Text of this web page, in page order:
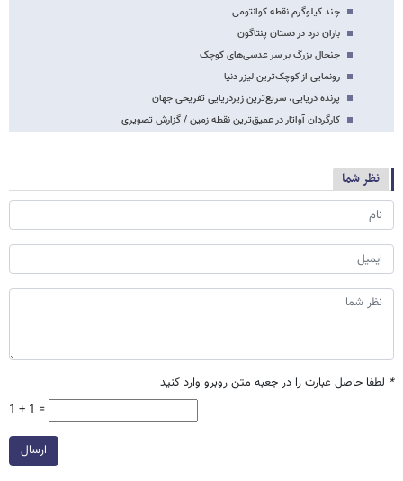
چند کیلوگرم نقطه کوانتومی
باران درد در دستان پنتاگون
جنجال بزرگ بر سر عدسی‌های کوچک
رونمایی از کوچک‌ترین لیزر دنیا
پرنده دریایی، سریع‌ترین زیردریایی تفریحی جهان
کارگردان آواتار در عمیق‌ترین نقطه زمین / گزارش تصویری
نظر شما
* لطفا حاصل عبارت را در جعبه متن روبرو وارد کنید
1 + 1 =
ارسال